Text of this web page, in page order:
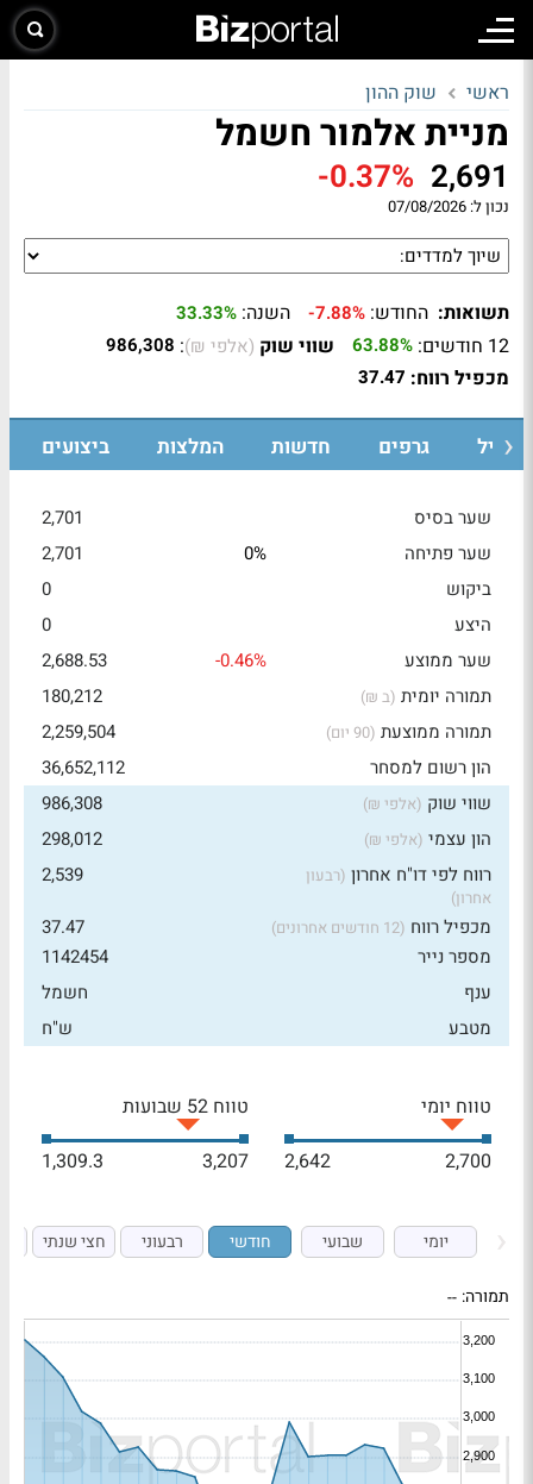
ראשי שוק ההון
מניית אלמור חשמל
2,691
-0.37%
נכון ל: 07/08/2026
תשואות: החודש: -7.88% השנה: 33.33%
12 חודשים: 63.88% שווי שוק (אלפי ₪):
986,308
מכפיל רווח: 37.47
גרפים חדשות המלצות ביצועים
שער בסיס
2,701
שער פתיחה
0%
2,701
ביקוש
0
היצע
0
שער ממוצע
-0.46%
2,688.53
תמורה יומית (ב ₪)
180,212
תמורה ממוצעת (90 יום)
2,259,504
הון רשום למסחר
36,652,112
שווי שוק (אלפי ₪)
986,308
הון עצמי (אלפי ₪)
298,012
רווח לפי דו"ח אחרון (רבעון
אחרון)
2,539
מכפיל רווח (12 חודשים אחרונים)
37.47
מספר נייר
1142454
ענף
חשמל
מטבע
ש"ח
טווח יומי
2,700
2,642
טווח 52 שבועות
3,207
1,309.3
יומי שבועי חודשי רבעוני חצי שנתי
תמורה: --